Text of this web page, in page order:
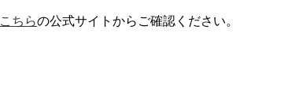
こちらの公式サイトからご確認ください。